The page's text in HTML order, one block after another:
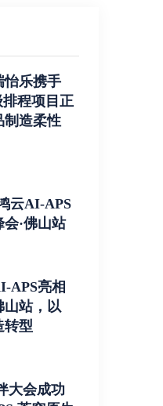
怡乐携手
程项目正
制造柔性
云AI-APS
·佛山站
APS亮相
山站，以
转型
大会成功